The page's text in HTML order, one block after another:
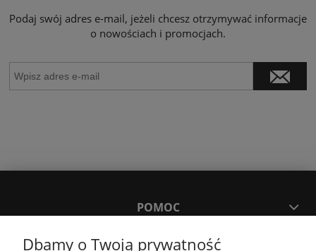
Podaj swój adres e-mail, jeżeli chcesz otrzymywać informacje
o nowościach i promocjach.
POMOC
Dbamy o Twoją prywatność